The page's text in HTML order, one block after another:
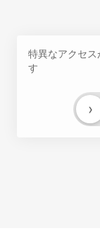
特異なアクセ
す
›